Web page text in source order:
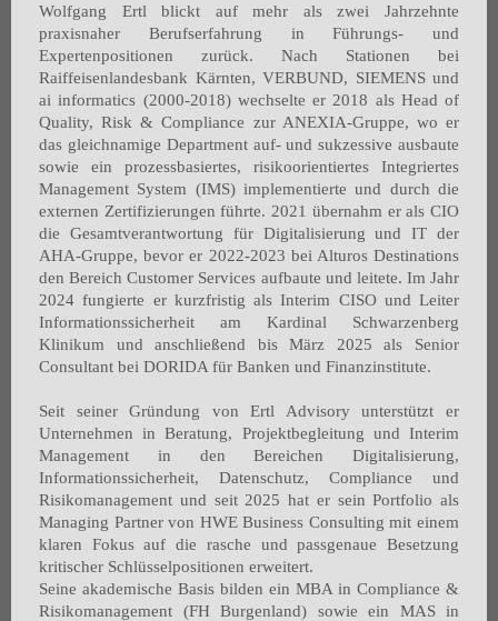
Wolfgang Ertl blickt auf mehr als zwei Jahrzehnte
praxisnaher Berufserfahrung in Führungs- und
Expertenpositionen zurück. Nach Stationen bei
Raiffeisenlandesbank Kärnten, VERBUND, SIEMENS und
ai informatics (2000-2018) wechselte er 2018 als Head of
Quality, Risk & Compliance zur ANEXIA-Gruppe, wo er
das gleichnamige Department auf- und sukzessive ausbaute
sowie ein prozessbasiertes, risikoorientiertes Integriertes
Management System (IMS) implementierte und durch die
externen Zertifizierungen führte. 2021 übernahm er als CIO
die Gesamtverantwortung für Digitalisierung und IT der
AHA-Gruppe, bevor er 2022-2023 bei Alturos Destinations
den Bereich Customer Services aufbaute und leitete. Im Jahr
2024 fungierte er kurzfristig als Interim CISO und Leiter
Informationssicherheit am Kardinal Schwarzenberg
Klinikum und anschließend bis März 2025 als Senior
Consultant bei DORIDA für Banken und Finanzinstitute.
Seit seiner Gründung von Ertl Advisory unterstützt er
Unternehmen in Beratung, Projektbegleitung und Interim
Management in den Bereichen Digitalisierung,
Informationssicherheit, Datenschutz, Compliance und
Risikomanagement und seit 2025 hat er sein Portfolio als
Managing Partner von HWE Business Consulting mit einem
klaren Fokus auf die rasche und passgenaue Besetzung
kritischer Schlüsselpositionen erweitert.
Seine akademische Basis bilden ein MBA in Compliance &
Risikomanagement (FH Burgenland) sowie ein MAS in